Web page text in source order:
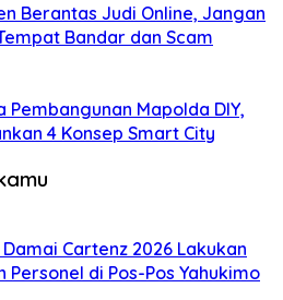
Berantas Judi Online, Jangan
Bandar dan Scam
Mapolda DIY,
4 Konsep Smart City
Cartenz 2026 Lakukan
di Pos-Pos Yahukimo